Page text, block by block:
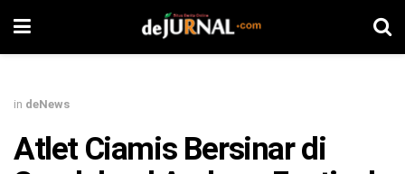
in deNews
Atlet Ciamis Bersinar di